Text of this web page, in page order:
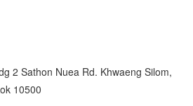
2 Sathon Nuea Rd. Khwaeng Silom,
10500